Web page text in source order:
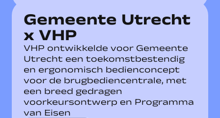
Gemeente Utrecht
x VHP
VHP ontwikkelde voor Gemeente
Utrecht een toekomstbestendig
en ergonomisch bedienconcept
voor de brugbediencentrale, met
een breed gedragen
voorkeursontwerp en Programma
van Eisen